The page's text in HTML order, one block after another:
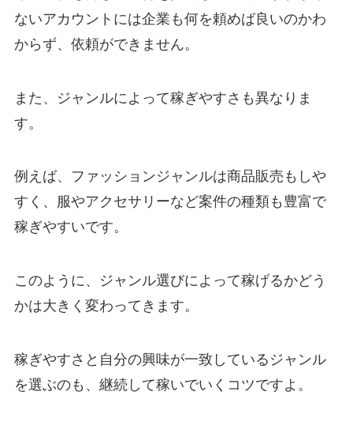
ないアカウントには企業も何を頼めば良いのかわ
からず、依頼ができません。
また、ジャンルによって稼ぎやすさも異なりま
す。
例えば、ファッションジャンルは商品販売もしや
すく、服やアクセサリーなど案件の種類も豊富で
稼ぎやすいです。
このように、ジャンル選びによって稼げるかどう
かは大きく変わってきます。
稼ぎやすさと自分の興味が一致しているジャンル
を選ぶのも、継続して稼いでいくコツですよ。